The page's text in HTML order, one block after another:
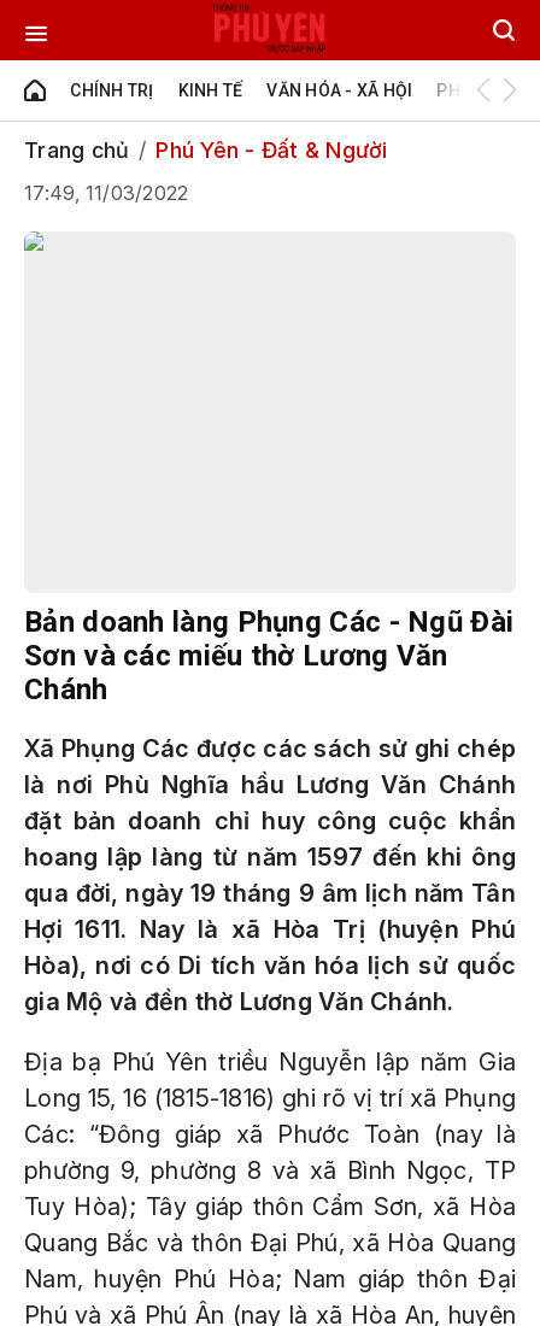
CHÍNH TRỊ KINH TẾ VĂN HÓA - XÃ HỘI PHÚ YÊN -
Trang chủ Phú Yên - Đất & Người
17:49, 11/03/2022
Bản doanh làng Phụng Các - Ngũ Đài
Sơn và các miếu thờ Lương Văn
Chánh
Xã Phụng Các được các sách sử ghi chép
là nơi Phù Nghĩa hầu Lương Văn Chánh
đặt bản doanh chỉ huy công cuộc khẩn
hoang lập làng từ năm 1597 đến khi ông
qua đời, ngày 19 tháng 9 âm lịch năm Tân
Hợi 1611. Nay là xã Hòa Trị (huyện Phú
Hòa), nơi có Di tích văn hóa lịch sử quốc
gia Mộ và đền thờ Lương Văn Chánh.
Địa bạ Phú Yên triều Nguyễn lập năm Gia
Long 15, 16 (1815-1816) ghi rõ vị trí xã Phụng
Các: “Đông giáp xã Phước Toàn (nay là
phường 9, phường 8 và xã Bình Ngọc, TP
Tuy Hòa); Tây giáp thôn Cẩm Sơn, xã Hòa
Quang Bắc và thôn Đại Phú, xã Hòa Quang
Nam, huyện Phú Hòa; Nam giáp thôn Đại
Phú và xã Phú Ân (nay là xã Hòa An, huyện